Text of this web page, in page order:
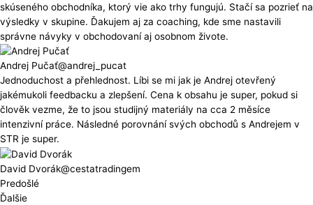
skúseného obchodníka, ktorý vie ako trhy fungujú. Stačí sa pozrieť na
výsledky v skupine. Ďakujem aj za coaching, kde sme nastavili
správne návyky v obchodovaní aj osobnom živote.
Andrej Pučať@andrej_pucat
Jednoduchost a přehlednost. Líbi se mi jak je Andrej otevřený
jakémukoli feedbacku a zlepšení. Cena k obsahu je super, pokud si
člověk vezme, že to jsou studijný materiály na cca 2 měsíce
intenzivní práce. Následné porovnání svých obchodů s Andrejem v
STR je super.
David Dvorák@cestatradingem
Predošlé
Ďalšie